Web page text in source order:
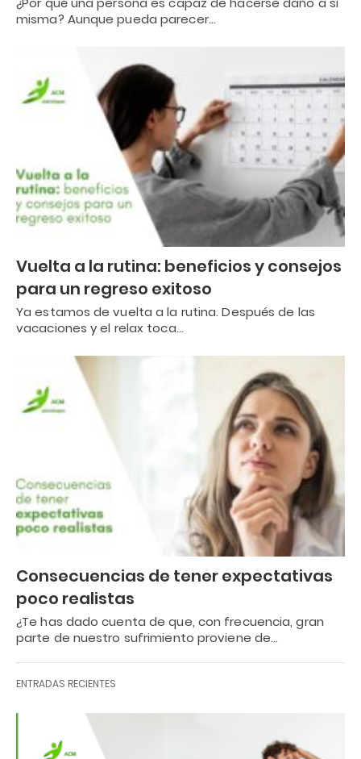
misma? Aunque pueda parecer…
Vuelta a la rutina: beneficios y consejos
para un regreso exitoso
Ya estamos de vuelta a la rutina. Después de las
vacaciones y el relax toca…
Consecuencias de tener expectativas
poco realistas
¿Te has dado cuenta de que, con frecuencia, gran
parte de nuestro sufrimiento proviene de…
ENTRADAS RECIENTES